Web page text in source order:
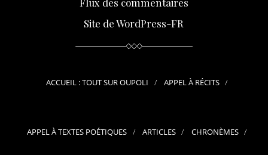
Site de WordPress-FR
ACCUEIL : TOUT SUR OUPOLI APPEL À RÉCITS
APPEL À TEXTES POÉTIQUES ARTICLES CHRONÈMES